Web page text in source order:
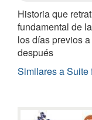
Historia que
fundamental de
los días previos
después
Similares a Suite